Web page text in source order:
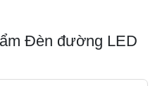
Đèn đường LED